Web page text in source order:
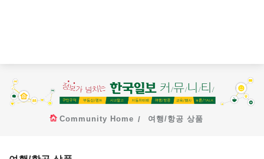
Community Home 여행/항공 상품